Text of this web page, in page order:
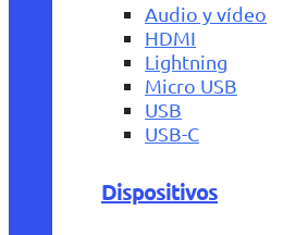
Audio y vídeo
HDMI
Lightning
Micro USB
USB
USB-C
Dispositivos